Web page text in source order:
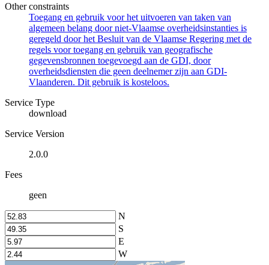
Other constraints
Toegang en gebruik voor het uitvoeren van taken van
algemeen belang door niet-Vlaamse overheidsinstanties is
geregeld door het Besluit van de Vlaamse Regering met de
regels voor toegang en gebruik van geografische
gegevensbronnen toegevoegd aan de GDI, door
overheidsdiensten die geen deelnemer zijn aan GDI-
Vlaanderen. Dit gebruik is kosteloos.
Service Type
download
Service Version
2.0.0
Fees
geen
N
S
E
W